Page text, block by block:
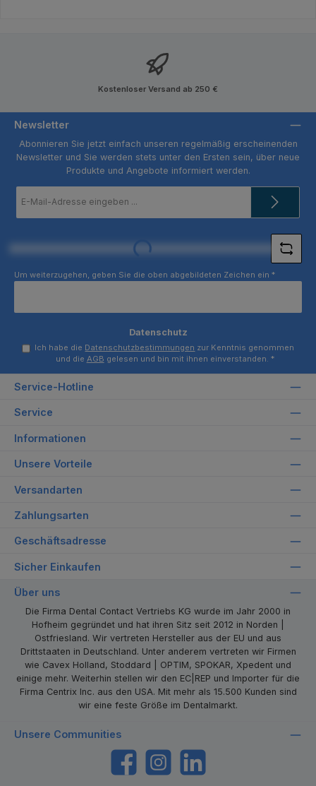
Kostenloser Versand ab 250 €
Newsletter
Abonnieren Sie jetzt einfach unseren regelmäßig erscheinenden
Newsletter und Sie werden stets unter den Ersten sein, über neue
Produkte und Angebote informiert werden.
Mail-
Loading...
Um weiterzugehen, geben Sie die oben abgebildeten Zeichen ein *
Datenschutz
Ich habe die Datenschutzbestimmungen zur Kenntnis genommen
und die AGB gelesen und bin mit ihnen einverstanden. *
Service-Hotline
Service
Informationen
Unsere Vorteile
Versandarten
Zahlungsarten
Geschäftsadresse
Sicher Einkaufen
Über uns
Die Firma Dental Contact Vertriebs KG wurde im Jahr 2000 in
Hofheim gegründet und hat ihren Sitz seit 2012 in Norden |
Ostfriesland. Wir vertreten Hersteller aus der EU und aus
Drittstaaten in Deutschland. Unter anderem vertreten wir Firmen
wie Cavex Holland, Stoddard | OPTIM, SPOKAR, Xpedent und
einige mehr. Weiterhin stellen wir den EC|REP und Importer für die
Firma Centrix Inc. aus den USA. Mit mehr als 15.500 Kunden sind
wir eine feste Größe im Dentalmarkt.
Unsere Communities
https://www.facebook.com/dentalcontact
Instagram